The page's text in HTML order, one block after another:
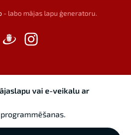
- labo mājas lapu ģeneratoru.
vai e-veikalu ar